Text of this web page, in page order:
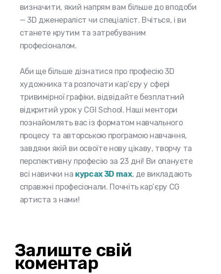
визначити, який напрям вам більше до вподоби
— 3D дженераліст чи спеціаліст. Вчіться, і ви
станете крутим та затребуваним
професіоналом.
Аби ще більше дізнатися про професію 3D
художника та розпочати кар’єру у сфері
тривимірної графіки, відвідайте безплатний
відкритий урок у CGI School. Наші ментори
познайомлять вас із форматом навчального
процесу та авторською програмою навчання,
завдяки якій ви освоїте нову цікаву, творчу та
перспективну професію за 23 дні! Ви опануєте
всі навички на курсах 3D max, де викладають
справжні професіонали. Почніть кар’єру CG
артиста з нами!
Залиште свій
коментар